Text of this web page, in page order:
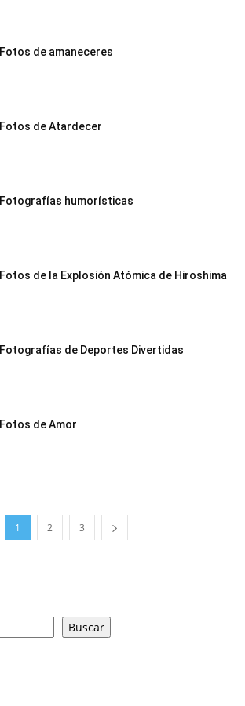
Fotos de amaneceres
Fotos de Atardecer
Fotografías humorísticas
Fotos de la Explosión Atómica de Hiroshima
Fotografías de Deportes Divertidas
Fotos de Amor
1 2 3
Buscar